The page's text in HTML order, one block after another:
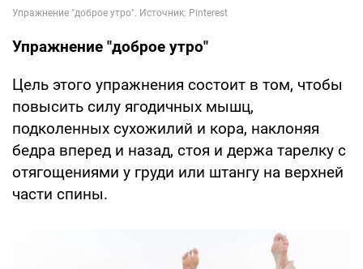
Упражнение "доброе утро"
Цель этого упражнения состоит в том, чтобы
повысить силу ягодичных мышц,
подколенных сухожилий и кора, наклоняя
бедра вперед и назад, стоя и держа тарелку с
отягощениями у груди или штангу на верхней
части спины.